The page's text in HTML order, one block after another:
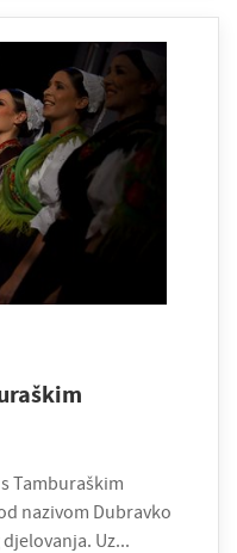
Tamburaškim
nazivom Dubravko
Uz...